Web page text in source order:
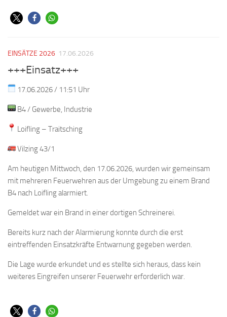
EINSÄTZE 2026 17.06.2026
+++Einsatz+++
17.06.2026 / 11:51 Uhr
B4 / Gewerbe, Industrie
Loifling – Traitsching
Vilzing 43/1
Am heutigen Mittwoch, den 17.06.2026, wurden wir gemeinsam
mit mehreren Feuerwehren aus der Umgebung zu einem Brand
B4 nach Loifling alarmiert.
Gemeldet war ein Brand in einer dortigen Schreinerei.
Bereits kurz nach der Alarmierung konnte durch die erst
eintreffenden Einsatzkräfte Entwarnung gegeben werden.
Die Lage wurde erkundet und es stellte sich heraus, dass kein
weiteres Eingreifen unserer Feuerwehr erforderlich war.